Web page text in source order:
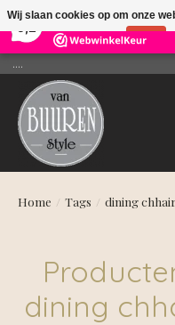
26
....
Home / Tags / dining
dining
Wij slaan cookies op om onze
Nee